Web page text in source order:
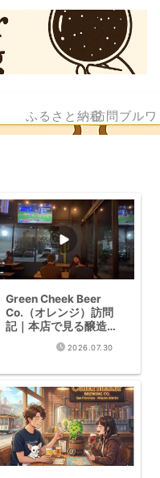
ふるさと納税訪問ブル
Green Cheek Beer
Co.（オレンジ）訪問
記｜本店で見る醸造タ
ンクの迫力
2026.07.30